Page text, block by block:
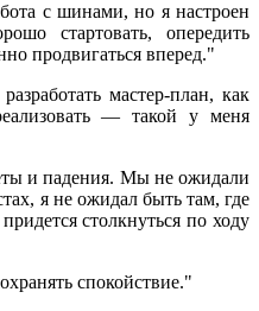
с шинами, но я настроен
стартовать, опередить
продвигаться вперед."
мастер-план, как
— такой у меня
и падения. Мы не ожидали
я не ожидал быть там, где
столкнуться по ходу
спокойствие."